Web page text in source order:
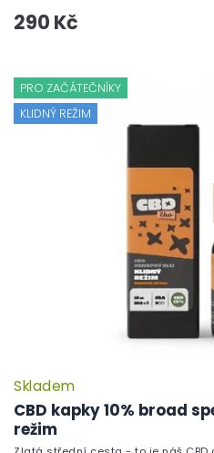
290 Kč
PRO ZAČÁTEČNÍKY
KLIDNÝ REŽIM
CBD kapky 10% broad
režim
Skladem